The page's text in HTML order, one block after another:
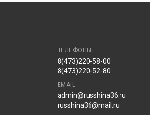
ТЕЛЕФОНЫ
8(473)220-58-00
8(473)220-52-80
EMAIL
admin@russhina36.ru
russhina36@mail.ru